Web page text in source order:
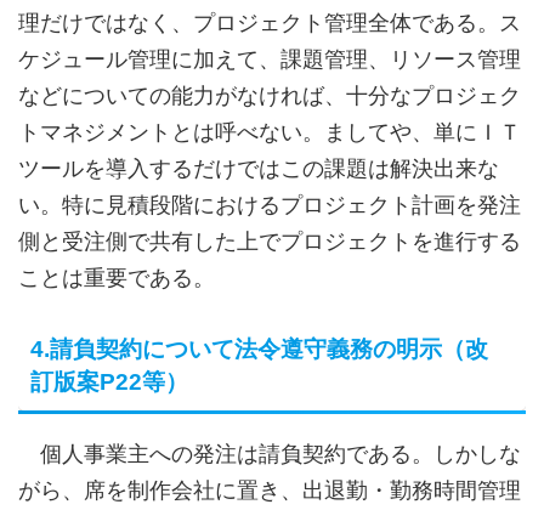
理だけではなく、プロジェクト管理全体である。ス
ケジュール管理に加えて、課題管理、リソース管理
などについての能力がなければ、十分なプロジェク
トマネジメントとは呼べない。ましてや、単にＩＴ
ツールを導入するだけではこの課題は解決出来な
い。特に見積段階におけるプロジェクト計画を発注
側と受注側で共有した上でプロジェクトを進行する
ことは重要である。
4.請負契約について法令遵守義務の明示（改
訂版案P22等）
個人事業主への発注は請負契約である。しかしな
がら、席を制作会社に置き、出退勤・勤務時間管理